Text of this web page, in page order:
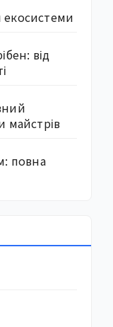
від
майстрів
повна